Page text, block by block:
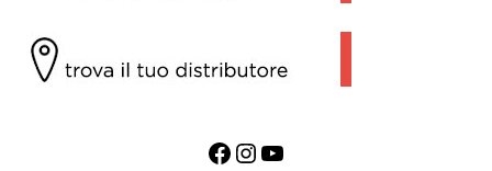
Facebook InstagramYouTube